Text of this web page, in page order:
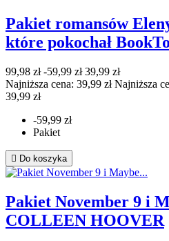
Pakiet romansów
które pokochał
99,98 zł -59,99 zł 39,99 zł
Najniższa cena: 39,99 złNajniższa
39,99 zł
-59,99 zł
Pakiet
 Do koszyka
Pakiet November 9 i
COLLEEN HOOVER